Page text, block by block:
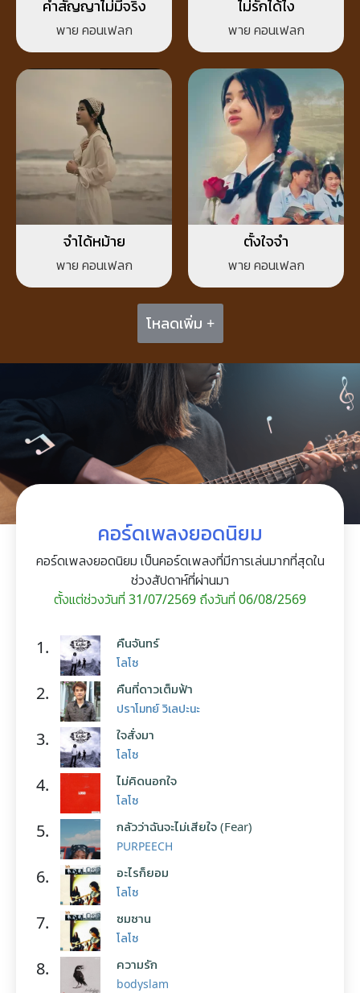
คำสัญญาไม่มีจริง
พาย คอนเฟลก
ไม่รักได้ไง
พาย คอนเฟลก
จำได้หม้าย
พาย คอนเฟลก
ตั้งใจจำ
พาย คอนเฟลก
โหลดเพิ่ม +
คอร์ดเพลงยอดนิยม
คอร์ดเพลงยอดนิยม เป็นคอร์ดเพลงที่มีการเล่นมากที่สุดใน
ช่วงสัปดาห์ที่ผ่านมา
ตั้งแต่ช่วงวันที่ 31/07/2569 ถึงวันที่ 06/08/2569
1. คืนจันทร์
โลโซ
2. คืนที่ดาวเต็มฟ้า
ปราโมทย์ วิเลปะนะ
3. ใจสั่งมา
โลโซ
4. ไม่คิดนอกใจ
โลโซ
5. กลัวว่าฉันจะไม่เสียใจ (Fear)
PURPEECH
6. อะไรก็ยอม
โลโซ
7. ซมซาน
โลโซ
8. ความรัก
bodyslam